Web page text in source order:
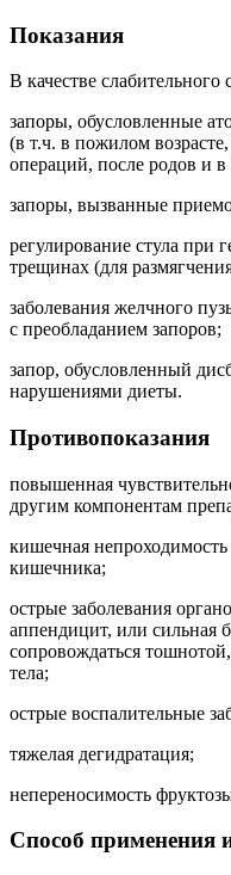
Показания
В качестве
запоры, обусловленные
(в т.ч. в пожилом
операций, после родов и
запоры, вызванные
регулирование стула при
трещинах (для
заболевания желчного
с преобладанием запоров;
запор, обусловленный
нарушениями диеты.
Противопоказания
повышенная
другим компонентам
кишечная
кишечника;
острые заболевания
аппендицит, или сильная
сопровождаться
тела;
острые воспалительные
тяжелая дегидратация;
непереносимость
Способ применения